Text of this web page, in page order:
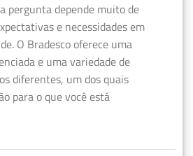
pergunta depende muito de
e necessidades em
O Bradesco oferece uma
e uma variedade de
diferentes, um dos quais
para o que você está